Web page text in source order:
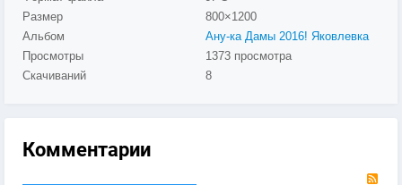
Размер
800×1200
Альбом
Ану-ка Дамы 2016! Яковлевка
Просмотры
1373 просмотра
Скачиваний
8
Комментарии